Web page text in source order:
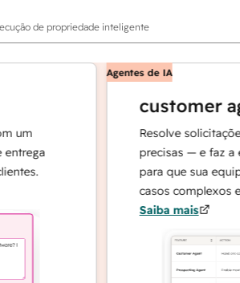
de propriedade inteligente
Agentes de IA
customer
Resolve solicitações
precisas — e faz a
para que sua equipe
casos complexos e
Saiba mais